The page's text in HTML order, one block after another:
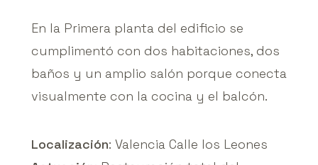
En la Primera planta del edificio se
cumplimentó con dos habitaciones, dos
baños y un amplio salón porque conecta
visualmente con la cocina y el balcón.
Localización: Valencia Calle los Leones